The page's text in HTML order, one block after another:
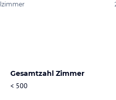
Gesamtzahl Zimmer
< 500